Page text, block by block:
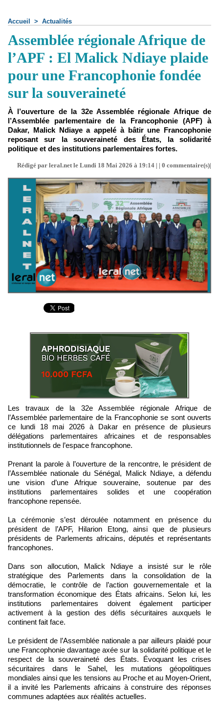
Accueil > Actualités
Assemblée régionale Afrique de
l’APF : El Malick Ndiaye plaide
pour une Francophonie fondée
sur la souveraineté
À l’ouverture de la 32e Assemblée régionale Afrique de
l’Assemblée parlementaire de la Francophonie (APF) à
Dakar, Malick Ndiaye a appelé à bâtir une Francophonie
reposant sur la souveraineté des États, la solidarité
politique et des institutions parlementaires fortes.
Rédigé par leral.net le Lundi 18 Mai 2026 à 19:14 | | 0 commentaire(s)|
Les travaux de la 32e Assemblée régionale Afrique de
l’Assemblée parlementaire de la Francophonie se sont ouverts
ce lundi 18 mai 2026 à Dakar en présence de plusieurs
délégations parlementaires africaines et de responsables
institutionnels de l’espace francophone.
Prenant la parole à l’ouverture de la rencontre, le président de
l’Assemblée nationale du Sénégal, Malick Ndiaye, a défendu
une vision d’une Afrique souveraine, soutenue par des
institutions parlementaires solides et une coopération
francophone repensée.
La cérémonie s’est déroulée notamment en présence du
président de l’APF, Hilarion Etong, ainsi que de plusieurs
présidents de Parlements africains, députés et représentants
francophones.
Dans son allocution, Malick Ndiaye a insisté sur le rôle
stratégique des Parlements dans la consolidation de la
démocratie, le contrôle de l’action gouvernementale et la
transformation économique des États africains. Selon lui, les
institutions parlementaires doivent également participer
activement à la gestion des défis sécuritaires auxquels le
continent fait face.
Le président de l’Assemblée nationale a par ailleurs plaidé pour
une Francophonie davantage axée sur la solidarité politique et le
respect de la souveraineté des États. Évoquant les crises
sécuritaires dans le Sahel, les mutations géopolitiques
mondiales ainsi que les tensions au Proche et au Moyen-Orient,
il a invité les Parlements africains à construire des réponses
communes adaptées aux réalités actuelles.